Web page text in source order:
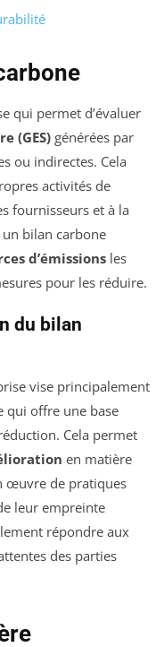
qui permet d’évaluer
(GES) générées par
ou indirectes. Cela
activités de
fournisseurs et à la
bilan carbone
d’émissions les
pour les réduire.
du bilan
vise principalement
qui offre une base
Cela permet
en matière
œuvre de pratiques
leur empreinte
répondre aux
des parties